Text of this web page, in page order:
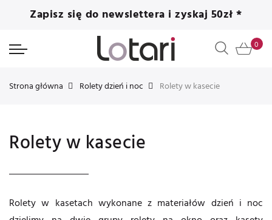
Zapisz się do newslettera i zyskaj 50zł *
Strona główna Rolety dzień i noc Rolety w kasecie
Rolety w kasecie
Rolety w kasetach wykonane z materiałów dzień i noc